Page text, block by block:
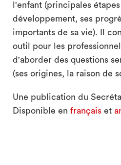
l'enfant (principales
développement, ses
importants de sa vie). Il
outil pour les
d'aborder des questions
(ses origines, la raison de
Une publication du
Disponible en françaiset